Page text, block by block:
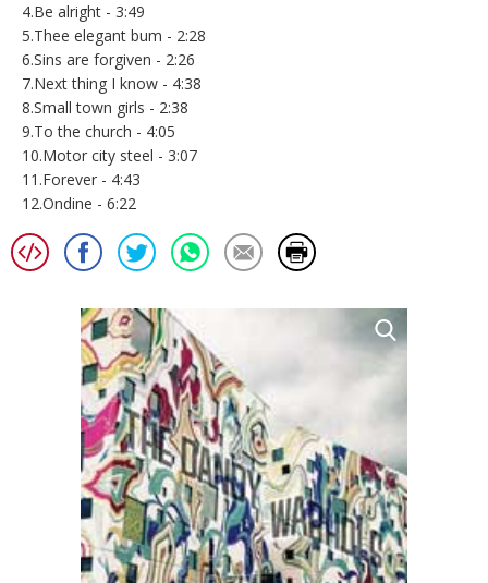
4.Be alright - 3:49
5.Thee elegant bum - 2:28
6.Sins are forgiven - 2:26
7.Next thing I know - 4:38
8.Small town girls - 2:38
9.To the church - 4:05
10.Motor city steel - 3:07
11.Forever - 4:43
12.Ondine - 6:22